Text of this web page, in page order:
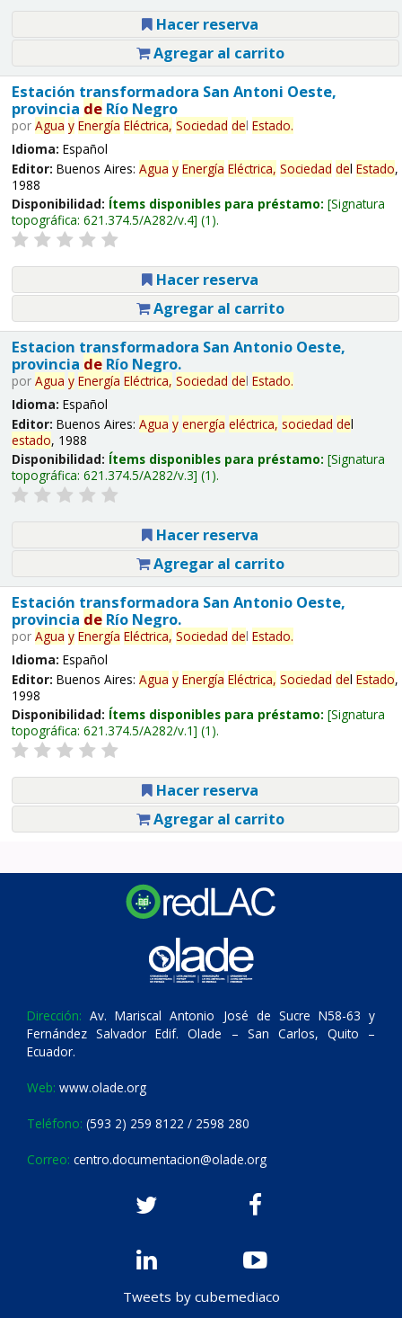
Hacer reserva
Agregar al carrito
Estación transformadora San Antoni Oeste,
provincia deRío Negro
por Agua y Energía Eléctrica, Sociedad del Estado.
Idioma: Español
Editor: Buenos Aires: Agua y Energía Eléctrica, Sociedad del Estado,
1988
Disponibilidad: Ítems disponibles para préstamo: Signatura
topográfica: 621.374.5/A282/v.4 (1).
Hacer reserva
Agregar al carrito
Estacion transformadora San Antonio Oeste,
provincia deRío Negro.
por Agua y Energía Eléctrica, Sociedad del Estado.
Idioma: Español
Editor: Buenos Aires: Agua y energía eléctrica, sociedad del
estado, 1988
Disponibilidad: Ítems disponibles para préstamo: Signatura
topográfica: 621.374.5/A282/v.3 (1).
Hacer reserva
Agregar al carrito
Estación transformadora San Antonio Oeste,
provincia deRío Negro.
por Agua y Energía Eléctrica, Sociedad del Estado.
Idioma: Español
Editor: Buenos Aires: Agua y Energía Eléctrica, Sociedad del Estado,
1998
Disponibilidad: Ítems disponibles para préstamo: Signatura
topográfica: 621.374.5/A282/v.1 (1).
Hacer reserva
Agregar al carrito
Dirección: Av. Mariscal Antonio José de Sucre N58-63 y
Fernández Salvador Edif. Olade – San Carlos, Quito –
Ecuador.
Web: www.olade.org
Teléfono: (593 2) 259 8122 / 2598 280
Correo: centro.documentacion@olade.org
Tweets by cubemediaco